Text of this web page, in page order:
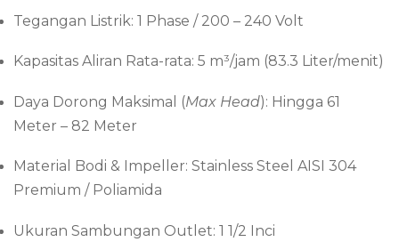
Tegangan Listrik: 1 Phase / 200 – 240 Volt
Kapasitas Aliran Rata-rata: 5 m³/jam (83.3 Liter/menit)
Daya Dorong Maksimal (Max Head): Hingga 61
Meter – 82 Meter
Material Bodi & Impeller: Stainless Steel AISI 304
Premium / Poliamida
Ukuran Sambungan Outlet: 1 1/2 Inci